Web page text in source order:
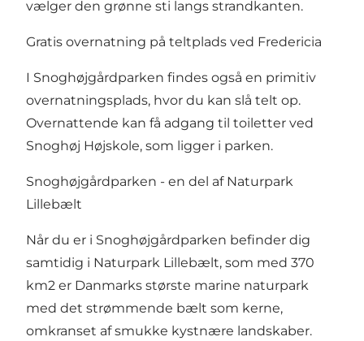
vælger den grønne sti langs strandkanten.
Gratis overnatning på teltplads ved Fredericia
I Snoghøjgårdparken findes også en primitiv
overnatningsplads, hvor du kan slå telt op.
Overnattende kan få adgang til toiletter ved
Snoghøj Højskole, som ligger i parken.
Snoghøjgårdparken - en del af Naturpark
Lillebælt
Når du er i Snoghøjgårdparken befinder dig
samtidig i Naturpark Lillebælt, som med 370
km2 er Danmarks største marine naturpark
med det strømmende bælt som kerne,
omkranset af smukke kystnære landskaber.